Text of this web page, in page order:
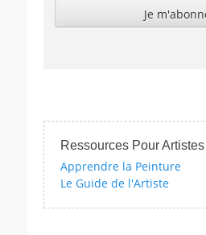
Ressources Pour Artistes
Apprendre la Peinture
Le Guide de l'Artiste